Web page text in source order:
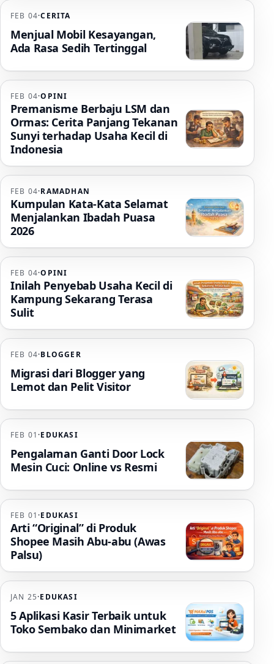
FEB 04·CERITA
Menjual Mobil Kesayangan,
Ada Rasa Sedih Tertinggal
FEB 04·OPINI
Premanisme Berbaju LSM dan
Ormas: Cerita Panjang Tekanan
Sunyi terhadap Usaha Kecil di
Indonesia
FEB 04·RAMADHAN
Kumpulan Kata-Kata Selamat
Menjalankan Ibadah Puasa
2026
FEB 04·OPINI
Inilah Penyebab Usaha Kecil di
Kampung Sekarang Terasa
Sulit
FEB 04·BLOGGER
Migrasi dari Blogger yang
Lemot dan Pelit Visitor
FEB 01 ·EDUKASI
Pengalaman Ganti Door Lock
Mesin Cuci: Online vs Resmi
FEB 01 ·EDUKASI
Arti “Original” di Produk
Shopee Masih Abu-abu (Awas
Palsu)
JAN 25·EDUKASI
5 Aplikasi Kasir Terbaik untuk
Toko Sembako dan Minimarket